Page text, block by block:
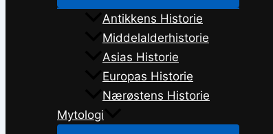
Antikkens Historie
Middelalderhistorie
Asias Historie
Europas Historie
Nærøstens Historie
Mytologi